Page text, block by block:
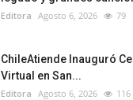
Editora Agosto 6, 2026 79
ChileAtiende Inauguró
Virtual en San...
Editora Agosto 6, 2026 116